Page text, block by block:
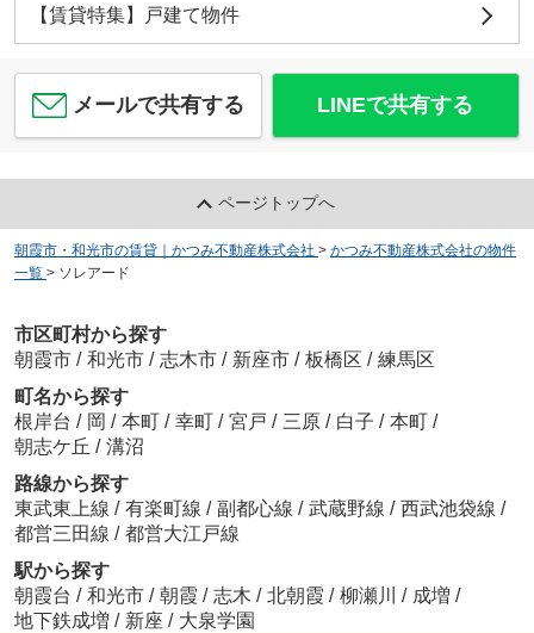
【賃貸特集】戸建て物件
メールで共有する LINEで共有する
ページトップへ
朝霞市・和光市の賃貸｜かつみ不動産株式会社 > かつみ不動産株式会社の物件
一覧 > ソレアード
市区町村から探す
朝霞市 / 和光市 / 志木市 / 新座市 / 板橋区 / 練馬区
町名から探す
根岸台 / 岡 / 本町 / 幸町 / 宮戸 / 三原 / 白子 / 本町 /
朝志ケ丘 / 溝沼
路線から探す
東武東上線 / 有楽町線 / 副都心線 / 武蔵野線 / 西武池袋線 /
都営三田線 / 都営大江戸線
駅から探す
朝霞台 / 和光市 / 朝霞 / 志木 / 北朝霞 / 柳瀬川 / 成増 /
地下鉄成増 / 新座 / 大泉学園